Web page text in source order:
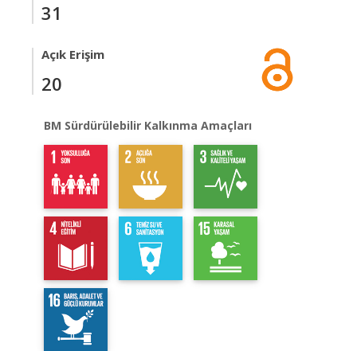
31
Açık Erişim
20
BM Sürdürülebilir Kalkınma Amaçları